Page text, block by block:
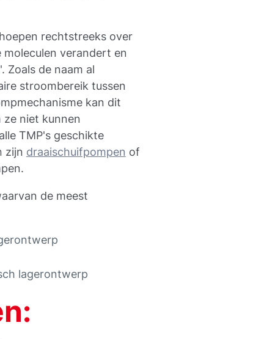
rechtstreeks over
verandert en
Zoals de naam al
stroombereik tussen
kan dit
ze niet kunnen
TMP's geschikte
zijn draaischuifpompen of
de meest
lagerontwerp